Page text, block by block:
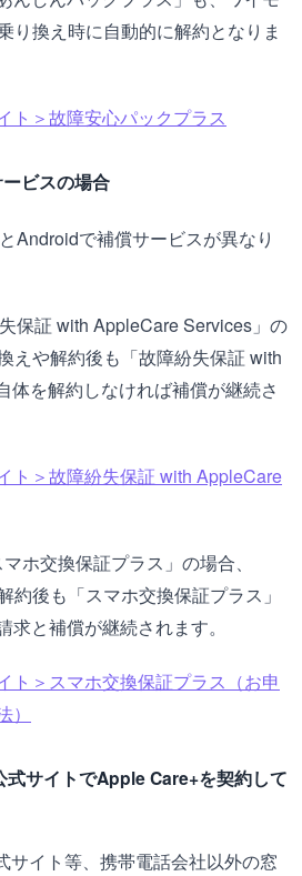
り換え時に自動的に解約となりま
ト＞故障安心パックプラス
ビスの場合
Androidで補償サービスが異なり
保証 with AppleCare Services」の
えや解約後も「故障紛失保証 with
体を解約しなければ補償が継続さ
ト＞故障紛失保証 with AppleCare
ホ交換保証プラス」の場合、
約後も「スマホ交換保証プラス」
と補償が継続されます。
ト＞スマホ交換保証プラス（お申
サイトでApple Care+を契約して
サイト等、携帯電話会社以外の窓